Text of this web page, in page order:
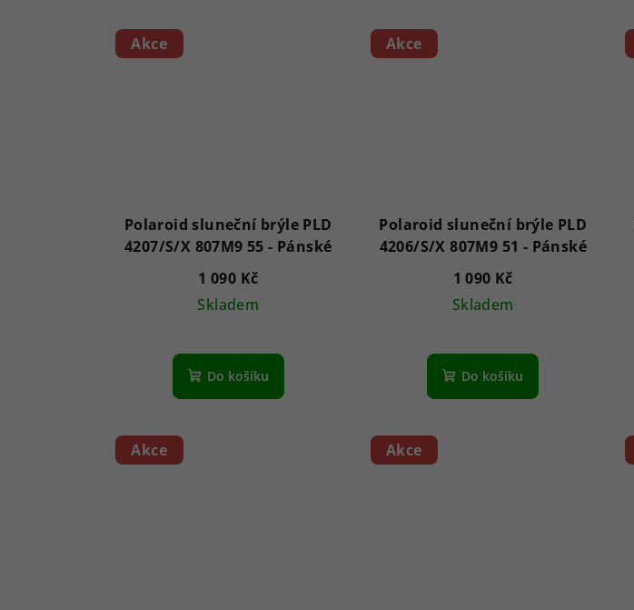
Akce
Polaroid sluneční brýle PLD
4207/S/X 807M9 55 - Pánské
1 090 Kč
Skladem
Do košíku
Akce
Polaroid sluneční brýle PLD
4206/S/X 807M9 51 - Pánské
1 090 Kč
Skladem
Do košíku
Akce Akce